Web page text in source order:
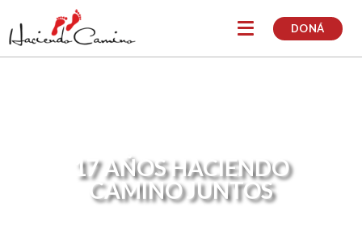
DONÁ
17 AÑOS HACIENDO
CAMINO JUNTOS